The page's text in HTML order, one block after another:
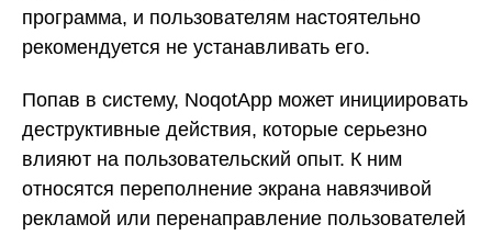
программа, и пользователям настоятельно
рекомендуется не устанавливать его.
Попав в систему, NoqotApp может инициировать
деструктивные действия, которые серьезно
влияют на пользовательский опыт. К ним
относятся переполнение экрана навязчивой
рекламой или перенаправление пользователей